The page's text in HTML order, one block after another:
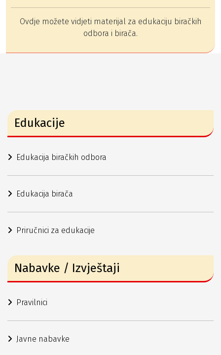
Ovdje možete vidjeti materijal za edukaciju biračkih
odbora i birača.
Edukacije
Edukacija biračkih odbora
Edukacija birača
Priručnici za edukacije
Nabavke / Izvještaji
Pravilnici
Javne nabavke